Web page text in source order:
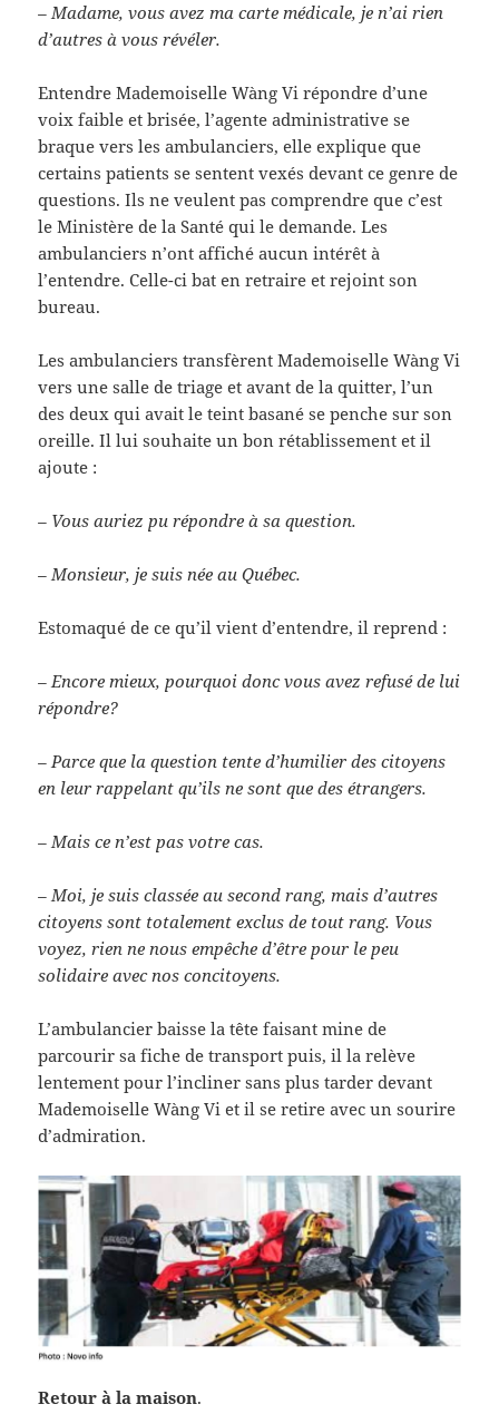
– Madame, vous avez ma carte médicale, je n’ai rien
d’autres à vous révéler.
Entendre Mademoiselle Wàng Vi répondre d’une
voix faible et brisée, l’agente administrative se
braque vers les ambulanciers, elle explique que
certains patients se sentent vexés devant ce genre de
questions. Ils ne veulent pas comprendre que c’est
le Ministère de la Santé qui le demande. Les
ambulanciers n’ont affiché aucun intérêt à
l’entendre. Celle-ci bat en retraire et rejoint son
bureau.
Les ambulanciers transfèrent Mademoiselle Wàng Vi
vers une salle de triage et avant de la quitter, l’un
des deux qui avait le teint basané se penche sur son
oreille. Il lui souhaite un bon rétablissement et il
ajoute :
– Vous auriez pu répondre à sa question.
– Monsieur, je suis née au Québec.
Estomaqué de ce qu’il vient d’entendre, il reprend :
– Encore mieux, pourquoi donc vous avez refusé de lui
répondre?
– Parce que la question tente d’humilier des citoyens
en leur rappelant qu’ils ne sont que des étrangers.
– Mais ce n’est pas votre cas.
– Moi, je suis classée au second rang, mais d’autres
citoyens sont totalement exclus de tout rang. Vous
voyez, rien ne nous empêche d’être pour le peu
solidaire avec nos concitoyens.
L’ambulancier baisse la tête faisant mine de
parcourir sa fiche de transport puis, il la relève
lentement pour l’incliner sans plus tarder devant
Mademoiselle Wàng Vi et il se retire avec un sourire
d’admiration.
Retour à la maison.